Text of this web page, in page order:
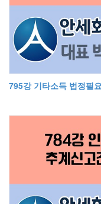
795강 기타소득 법정필